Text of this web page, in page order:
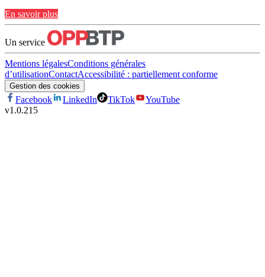
En savoir plus
Un service
Mentions légalesConditions générales
d’utilisationContactAccessibilité : partiellement conforme
Gestion des cookies
Facebook LinkedIn TikTok
YouTube
v1.0.215